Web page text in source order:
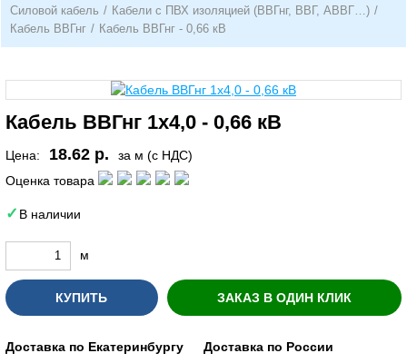
Силовой кабель / Кабели с ПВХ изоляцией (ВВГнг, ВВГ, АВВГ…) /
Кабель ВВГнг / Кабель ВВГнг - 0,66 кВ
Кабель ВВГнг 1х4,0 - 0,66 кВ
Цена: 18.62 р.
за м (с НДС)
Оценка товара
В наличии
м
КУПИТЬ ЗАКАЗ В ОДИН КЛИК
Доставка по Екатеринбургу Доставка по России